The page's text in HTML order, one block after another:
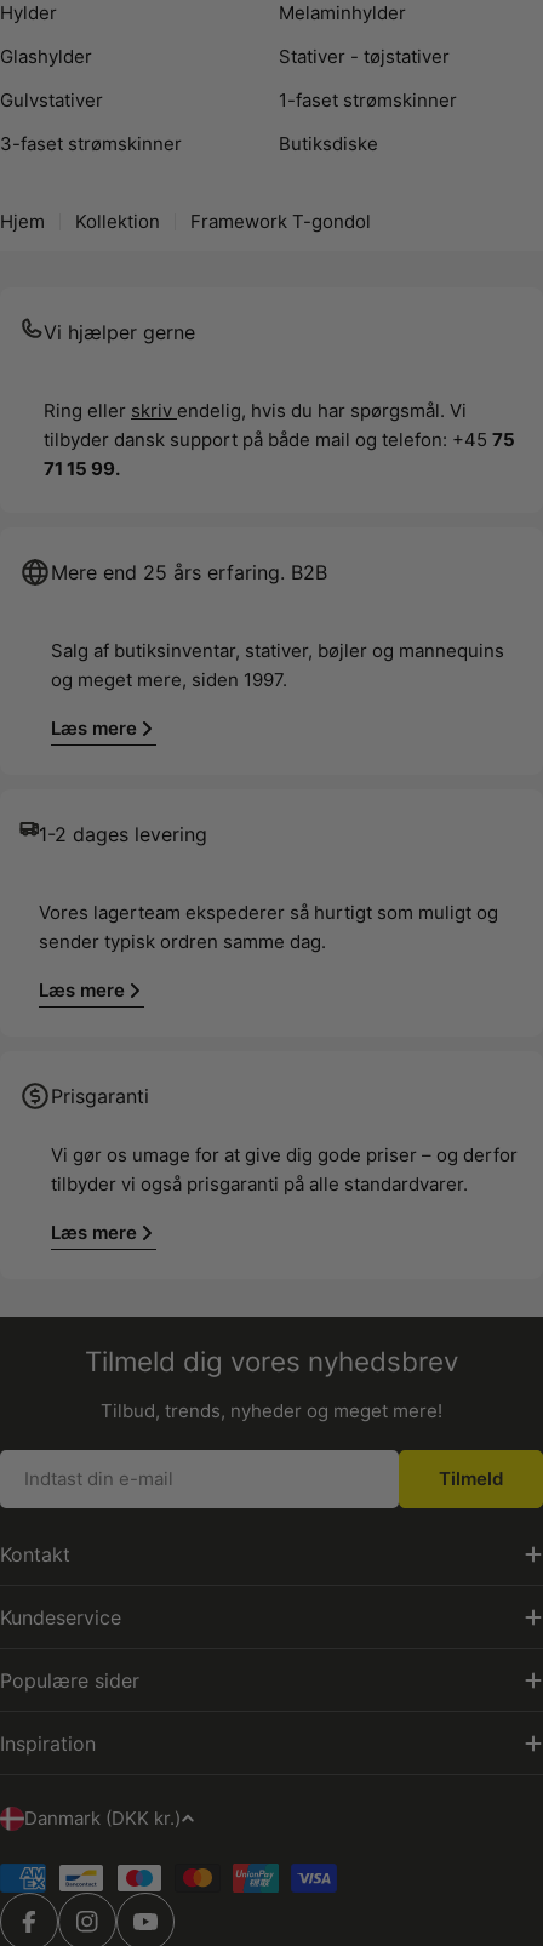
Hylder
Melaminhylder
Glashylder
Stativer - tøjstativer
Gulvstativer
1-faset strømskinner
3-faset strømskinner
Butiksdiske
Hjem Kollektion Framework T-gondol
Vi hjælper gerne
Ring eller skriv endelig, hvis du har spørgsmål. Vi
tilbyder dansk support på både mail og telefon: +45 75
71 15 99.
Mere end 25 års erfaring. B2B
Salg af butiksinventar, stativer, bøjler og mannequins
og meget mere, siden 1997.
Læs mere
1-2 dages levering
Vores lagerteam ekspederer så hurtigt som muligt og
sender typisk ordren samme dag.
Læs mere
Prisgaranti
Vi gør os umage for at give dig gode priser – og derfor
tilbyder vi også prisgaranti på alle standardvarer.
Læs mere
Kontakt
Kundeservice
Populære sider
Inspiration
Tilmeld dig vores nyhedsbrev
Tilbud, trends, nyheder og meget mere!
E-
mail
Tilmeld
L
d
Danmark (DKK kr.)
Betalingsmetoder
FacebookInstagramYouTube